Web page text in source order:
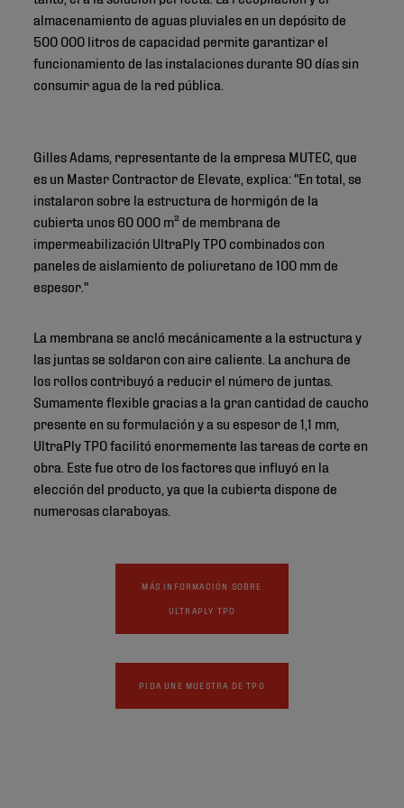
almacenamiento de aguas pluviales en un depósito de
500 000 litros de capacidad permite garantizar el
funcionamiento de las instalaciones durante 90 días sin
consumir agua de la red pública.
Gilles Adams, representante de la empresa MUTEC, que
es un Master Contractor de Elevate, explica: "En total, se
instalaron sobre la estructura de hormigón de la
cubierta unos 60 000 m² de membrana de
impermeabilización UltraPly TPO combinados con
paneles de aislamiento de poliuretano de 100 mm de
espesor."
La membrana se ancló mecánicamente a la estructura y
las juntas se soldaron con aire caliente. La anchura de
los rollos contribuyó a reducir el número de juntas.
Sumamente flexible gracias a la gran cantidad de caucho
presente en su formulación y a su espesor de 1,1 mm,
UltraPly TPO facilitó enormemente las tareas de corte en
obra. Este fue otro de los factores que influyó en la
elección del producto, ya que la cubierta dispone de
numerosas claraboyas.
MÁS INFORMACIÓN SOBRE
ULTRAPLY TPO
PIDA UNE MUESTRA DE TPO